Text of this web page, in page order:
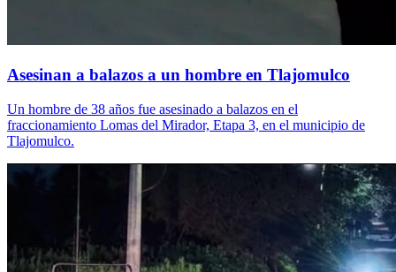
Asesinan a balazos a un hombre en Tlajomulco
Un hombre de 38 años fue asesinado a balazos en el
fraccionamiento Lomas del Mirador, Etapa 3, en el municipio de
Tlajomulco.